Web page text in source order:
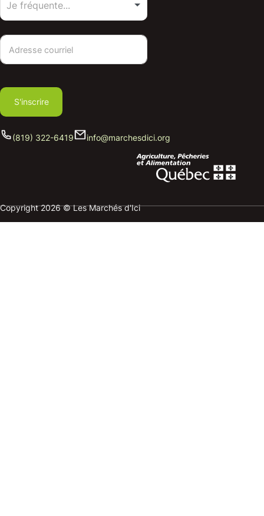
S'inscrire
(819) 322-6419 info@marchesdici.org
Copyright 2026 © Les Marchés d'Ici